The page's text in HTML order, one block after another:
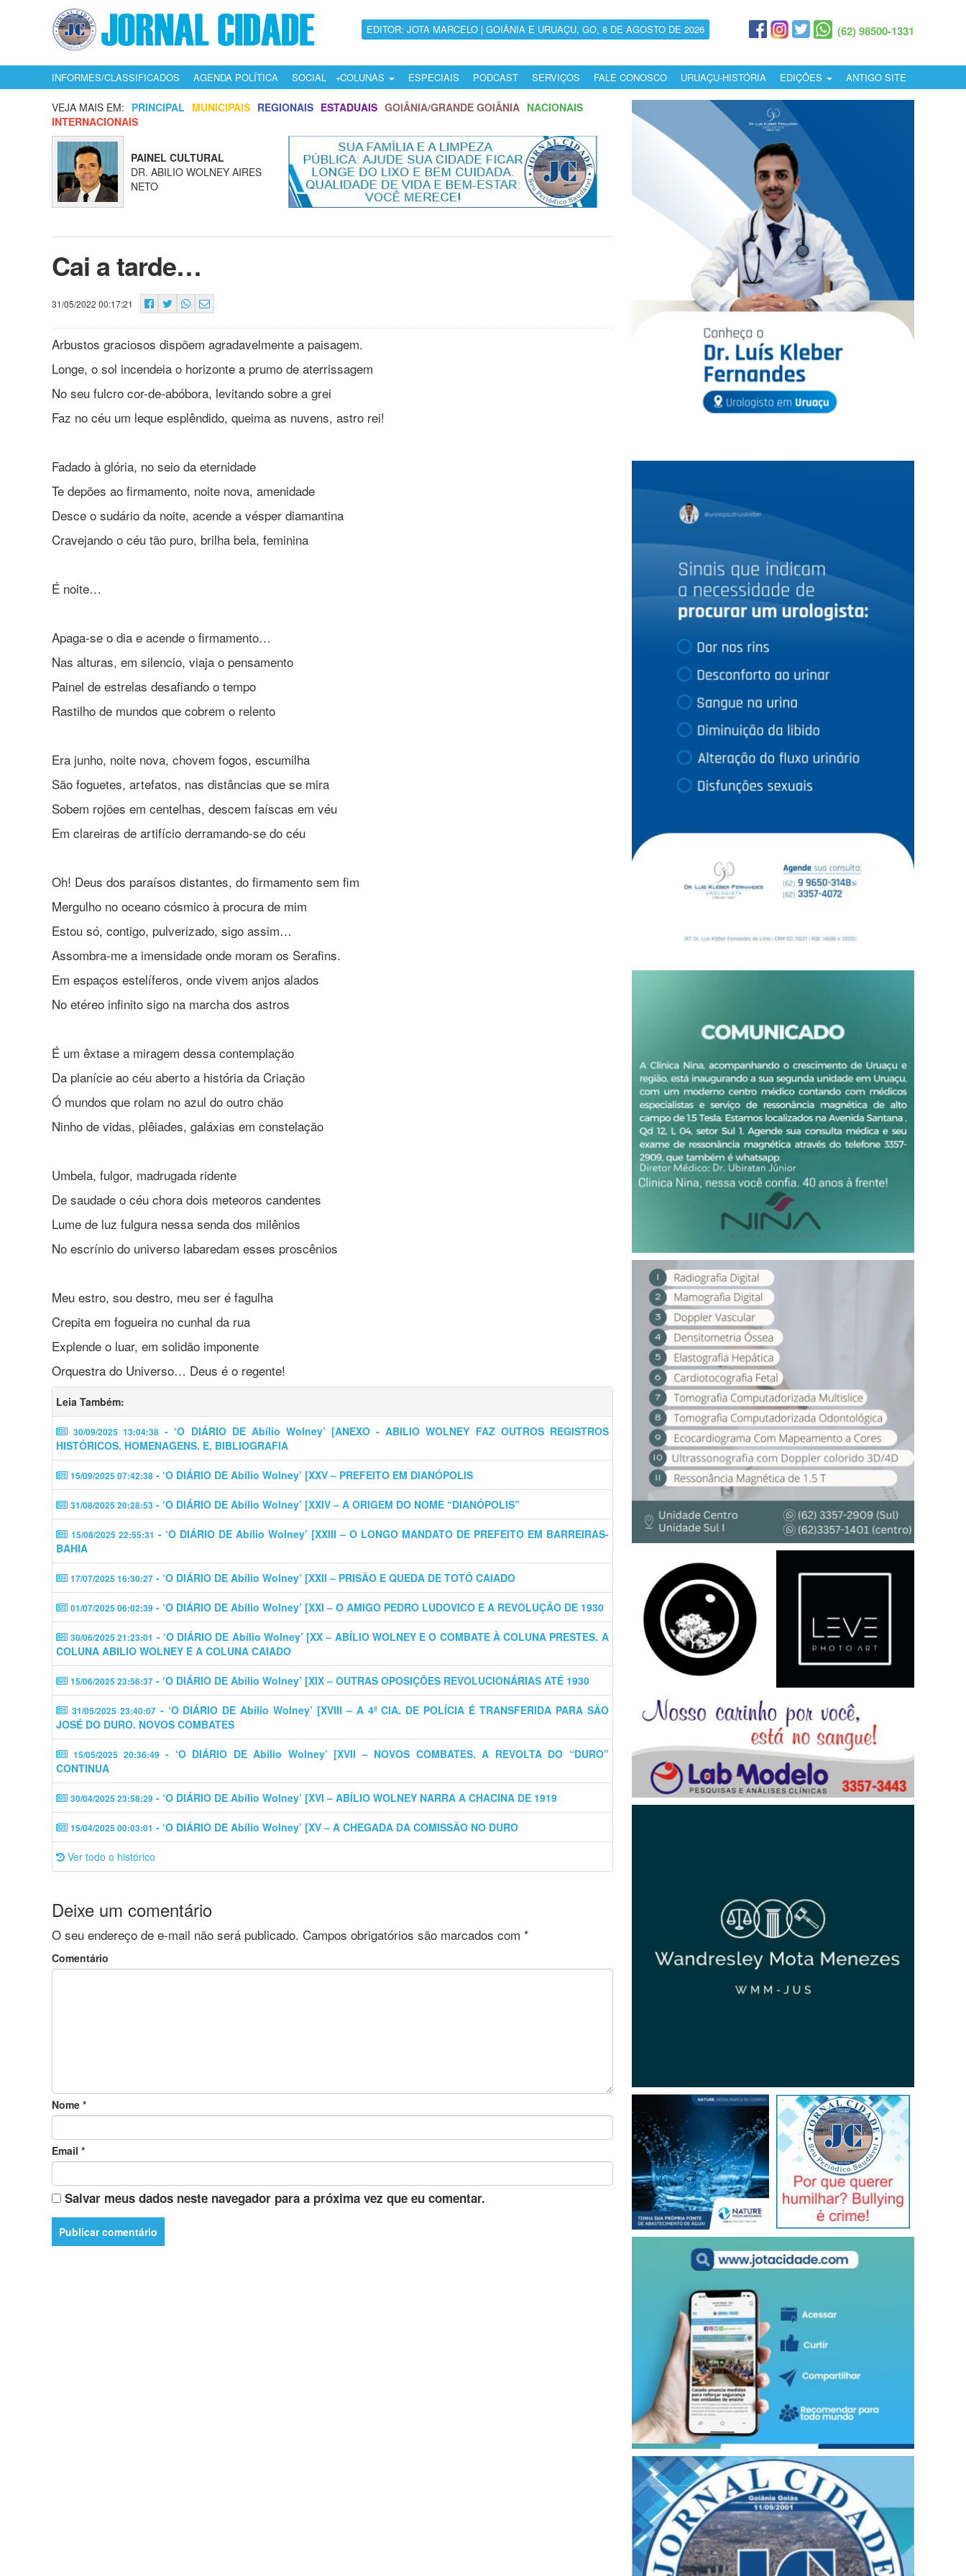
EDITOR: JOTA MARCELO | GOIÂNIA E URUAÇU, GO, 8 DE AGOSTO DE 2026 (62) 98500-1331
INFORMES/CLASSIFICADOS AGENDA POLÍTICA SOCIAL COLUNAS ESPECIAIS PODCAST SERVIÇOS FALE CONOSCO URUAÇU-HISTÓRIA EDIÇÕES ANTIGO SITE
VEJA MAIS EM: PRINCIPAL MUNICIPAIS REGIONAIS ESTADUAIS GOIÂNIA/GRANDE GOIÂNIA NACIONAIS
INTERNACIONAIS
PAINEL CULTURAL
DR. ABILIO WOLNEY AIRES
NETO
Cai a tarde…
31/05/2022 00:17:21
Arbustos graciosos dispõem agradavelmente a paisagem.
Longe, o sol incendeia o horizonte a prumo de aterrissagem
No seu fulcro cor-de-abóbora, levitando sobre a grei
Faz no céu um leque esplêndido, queima as nuvens, astro rei!
Fadado à glória, no seio da eternidade
Te depões ao firmamento, noite nova, amenidade
Desce o sudário da noite, acende a vésper diamantina
Cravejando o céu tão puro, brilha bela, feminina
É noite…
Apaga-se o dia e acende o firmamento…
Nas alturas, em silencio, viaja o pensamento
Painel de estrelas desafiando o tempo
Rastilho de mundos que cobrem o relento
Era junho, noite nova, chovem fogos, escumilha
São foguetes, artefatos, nas distâncias que se mira
Sobem rojões em centelhas, descem faíscas em véu
Em clareiras de artifício derramando-se do céu
Oh! Deus dos paraísos distantes, do firmamento sem fim
Mergulho no oceano cósmico à procura de mim
Estou só, contigo, pulverizado, sigo assim…
Assombra-me a imensidade onde moram os Serafins.
Em espaços estelíferos, onde vivem anjos alados
No etéreo infinito sigo na marcha dos astros
É um êxtase a miragem dessa contemplação
Da planície ao céu aberto a história da Criação
Ó mundos que rolam no azul do outro chão
Ninho de vidas, plêiades, galáxias em constelação
Umbela, fulgor, madrugada ridente
De saudade o céu chora dois meteoros candentes
Lume de luz fulgura nessa senda dos milênios
No escrínio do universo labaredam esses proscênios
Meu estro, sou destro, meu ser é fagulha
Crepita em fogueira no cunhal da rua
Explende o luar, em solidão imponente
Orquestra do Universo… Deus é o regente!
Leia Também:
30/09/2025 13:04:38 - ‘O DIÁRIO DE Abílio Wolney’ [ANEXO - ABILIO WOLNEY FAZ OUTROS REGISTROS
HISTÓRICOS. HOMENAGENS. E, BIBLIOGRAFIA
15/09/2025 07:42:38 - ‘O DIÁRIO DE Abílio Wolney’ [XXV – PREFEITO EM DIANÓPOLIS
31/08/2025 20:28:53 - ‘O DIÁRIO DE Abílio Wolney’ [XXIV – A ORIGEM DO NOME “DIANÓPOLIS”
15/08/2025 22:55:31 - ‘O DIÁRIO DE Abílio Wolney’ [XXIII – O LONGO MANDATO DE PREFEITO EM BARREIRAS-
BAHIA
17/07/2025 16:30:27 - ‘O DIÁRIO DE Abílio Wolney’ [XXII – PRISÃO E QUEDA DE TOTÓ CAIADO
01/07/2025 06:02:39 - ‘O DIÁRIO DE Abílio Wolney’ [XXI – O AMIGO PEDRO LUDOVICO E A REVOLUÇÃO DE 1930
30/06/2025 21:23:01 - ‘O DIÁRIO DE Abílio Wolney’ [XX – ABÍLIO WOLNEY E O COMBATE À COLUNA PRESTES. A
COLUNA ABILIO WOLNEY E A COLUNA CAIADO
15/06/2025 23:56:37 - ‘O DIÁRIO DE Abílio Wolney’ [XIX – OUTRAS OPOSIÇÕES REVOLUCIONÁRIAS ATÉ 1930
31/05/2025 23:40:07- ‘O DIÁRIO DE Abílio Wolney’ [XVIII – A 4ª CIA. DE POLÍCIA É TRANSFERIDA PARA SÃO
JOSÉ DO DURO. NOVOS COMBATES
15/05/2025 20:36:49 - ‘O DIÁRIO DE Abílio Wolney’ [XVII – NOVOS COMBATES. A REVOLTA DO “DURO”
CONTINUA
30/04/2025 23:58:29 - ‘O DIÁRIO DE Abílio Wolney’ [XVI – ABÍLIO WOLNEY NARRA A CHACINA DE 1919
15/04/2025 00:03:01 - ‘O DIÁRIO DE Abílio Wolney’ [XV – A CHEGADA DA COMISSÃO NO DURO
Ver todo o histórico
Deixe um comentário
O seu endereço de e-mail não será publicado. Campos obrigatórios são marcados com *
Comentário
Nome *
Email *
Salvar meus dados neste navegador para a próxima vez que eu comentar.